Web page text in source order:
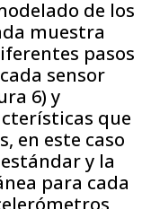
de los
muestra
pasos
sensor
6) y
que
en este caso
y la
para cada